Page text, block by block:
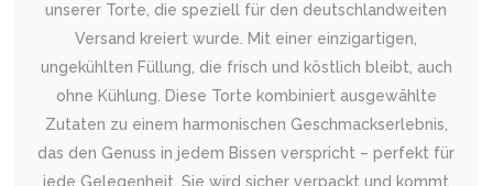
unserer Torte, die speziell für den deutschlandweiten
Versand kreiert wurde. Mit einer einzigartigen,
ungekühlten Füllung, die frisch und köstlich bleibt, auch
ohne Kühlung. Diese Torte kombiniert ausgewählte
Zutaten zu einem harmonischen Geschmackserlebnis,
das den Genuss in jedem Bissen verspricht – perfekt für
jede Gelegenheit. Sie wird sicher verpackt und kommt